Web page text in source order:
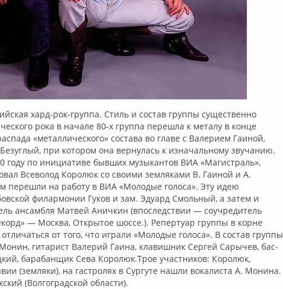
хард-рок-группа. Стиль и состав группы существенно
рока в начале 80-х группа перешла к металу в конце
«металлического» состава во главе с Валерием Гаиной,
при котором она вернулась к изначальному звучанию.
году по инициативе бывших музыкантов ВИА «Магистраль»,
Всеволод Королюк со своими земляками В. Гаиной и А.
перешли на работу в ВИА «Молодые голоса». Эту идею
филармонии Гуков и зам. Эдуард Смольный, а затем и
ансамбля Матвей Аничкин (впоследствии — соучредитель
— Москва, Открытое шоссе.). Репертуар группы в корне
от того, что играли «Молодые голоса». В состав группы
гитарист Валерий Гаина, клавишник Сергей Сарычев, бас-
барабанщик Сева Королюк.Трое участников: Королюк,
(земляки), на гастролях в Сургуте нашли вокалиста А. Монина.
(Волгоградской области).